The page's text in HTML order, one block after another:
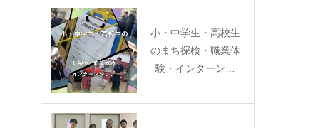
小・中学生・高校生
のまち探検・職業体
験・インターン…